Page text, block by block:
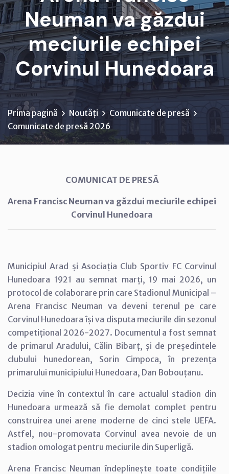
Neuman va găzdui
meciurile echipei
Corvinul Hunedoara
Prima pagină Noutăți
Comunicate de presă
Comunicate de presă 2026
COMUNICAT DE PRESĂ
Arena Francisc Neuman va găzdui meciurile echipei
Corvinul Hunedoara
Municipiul Arad și Asociația Club Sportiv FC Corvinul
Hunedoara 1921 au semnat marți, 19 mai 2026, un
protocol de colaborare prin care Stadionul Municipal –
Arena Francisc Neuman va deveni terenul pe care
Corvinul Hunedoara își va disputa meciurile din sezonul
competițional 2026-2027. Documentul a fost semnat
de primarul Aradului, Călin Bibarț, și de președintele
clubului hunedorean, Sorin Cimpoca, în prezența
primarului municipiului Hunedoara, Dan Bobouțanu.
Decizia vine în contextul în care actualul stadion din
Hunedoara urmează să fie demolat complet pentru
construirea unei arene moderne de cinci stele UEFA.
Astfel, nou-promovata Corvinul avea nevoie de un
stadion omologat pentru meciurile din Superligă.
Arena Francisc Neuman îndeplinește toate condițiile